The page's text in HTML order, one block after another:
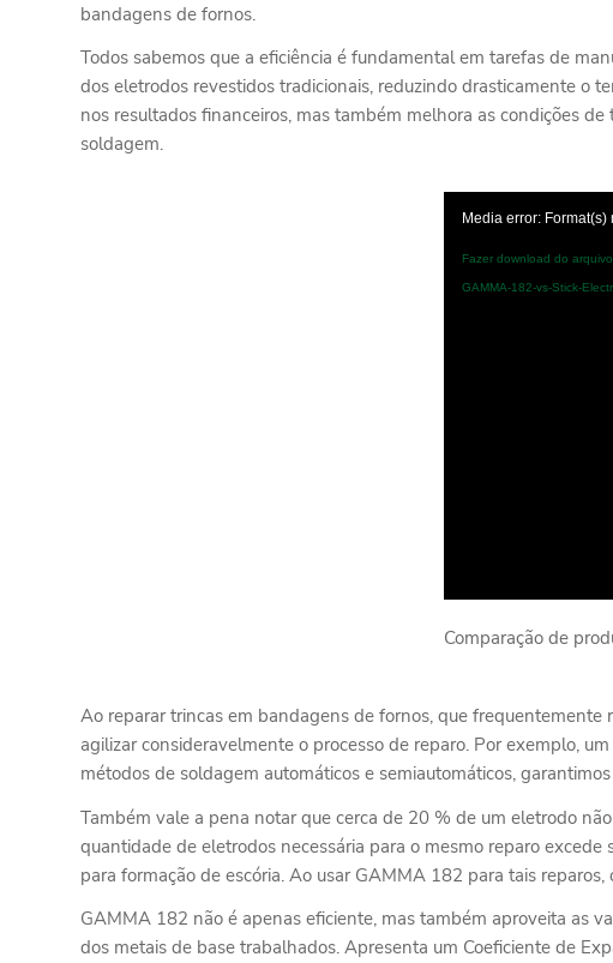
bandagens de fornos.
Todos sabemos que a eficiência é fundamental em tarefas de
dos eletrodos revestidos tradicionais, reduzindo drasticamente o
nos resultados financeiros, mas também melhora as condições
soldagem.
Media error:
Fazer download do
GAMMA-182-vs-Stick-
Comparação de
Ao reparar trincas em bandagens de fornos, que
agilizar consideravelmente o processo de reparo. Por exemplo,
métodos de soldagem automáticos e semiautomáticos,
Também vale a pena notar que cerca de 20 % de um eletrodo
quantidade de eletrodos necessária para o mesmo reparo
para formação de escória. Ao usar GAMMA 182 para tais
GAMMA 182 não é apenas eficiente, mas também aproveita as
dos metais de base trabalhados. Apresenta um Coeficiente de